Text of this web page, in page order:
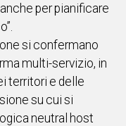
per pianificare
si confermano
multi-servizio, in
territori e delle
su cui si
neutral host